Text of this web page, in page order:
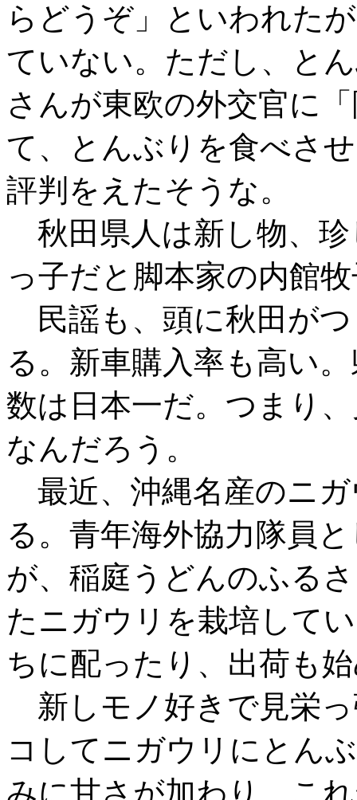
らどうぞ」といわれた
ていない。ただし、と
さんが東欧の外交官に
て、とんぶりを食べさ
評判をえたそうな。
秋田県人は新し物、
っ子だと脚本家の内館
民謡も、頭に秋田が
る。新車購入率も高い
数は日本一だ。つまり
なんだろう。
最近、沖縄名産のニ
る。青年海外協力隊員
が、稲庭うどんのふる
たニガウリを栽培して
ちに配ったり、出荷も
新しモノ好きで見栄
コしてニガウリにとん
みに甘さが加わり、こ